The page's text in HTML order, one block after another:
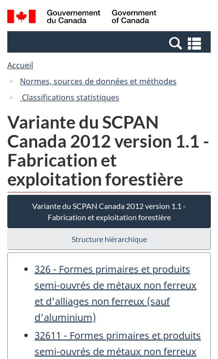
Passer
au
Passer
à
Canada
Recherche
et
et
Accueil
Normes, sources de données et méthodes
Classifications statistiques
Variante du SCPAN
Canada 2012 version 1.1 -
Fabrication et
exploitation forestière
Variante du SCPAN Canada 2012 version 1.1 -
Fabrication et exploitation forestière
Structure hiérarchique
326 - Formes primaires et produits
semi-ouvrés de métaux non ferreux
et d'alliages non ferreux (sauf
d'aluminium)
32611 - Formes primaires et produits
semi-ouvrés de métaux non ferreux